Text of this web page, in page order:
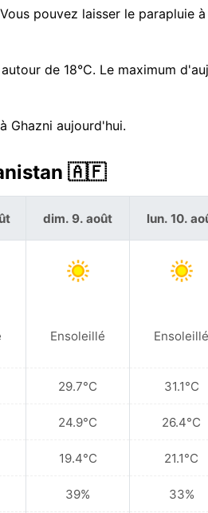
pouvez laisser le parapluie
de 18°C. Le maximum
Ghazni aujourd'hui.
🇦🇫
dim. 9. août
Ensoleillé
29.7°C
24.9°C
19.4°C
39%
lun. 10.
Ensoleillé
31.1°C
26.4°C
21.1°C
33%